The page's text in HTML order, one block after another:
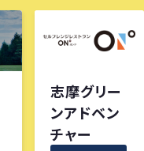
志摩グリー
ンアドベン
チャー